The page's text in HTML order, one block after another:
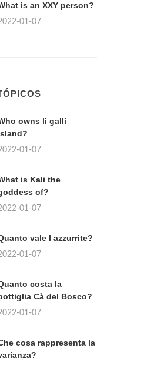
is an XXY person?
01-07
owns li galli
01-07
is Kali the
of?
01-07
vale l azzurrite?
01-07
costa la
Cà del Bosco?
01-07
cosa rappresenta la